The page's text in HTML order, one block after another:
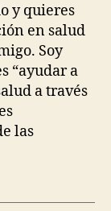
y quieres
en salud
Soy
“ayudar a
a través
las